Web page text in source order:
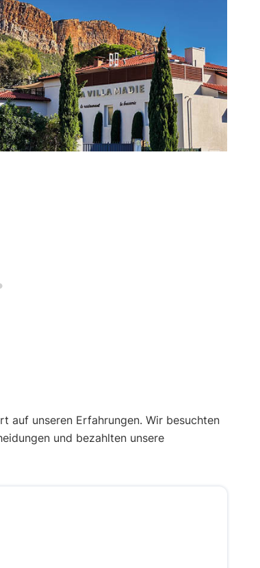
auf unseren Erfahrungen. Wir besuchten
und bezahlten unsere